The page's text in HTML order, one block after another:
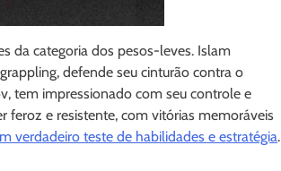
da categoria dos pesos-leves. Islam
defende seu cinturão contra o
tem impressionado com seu controle e
feroz e resistente, com vitórias memoráveis
verdadeiro teste de habilidades e estratégia.